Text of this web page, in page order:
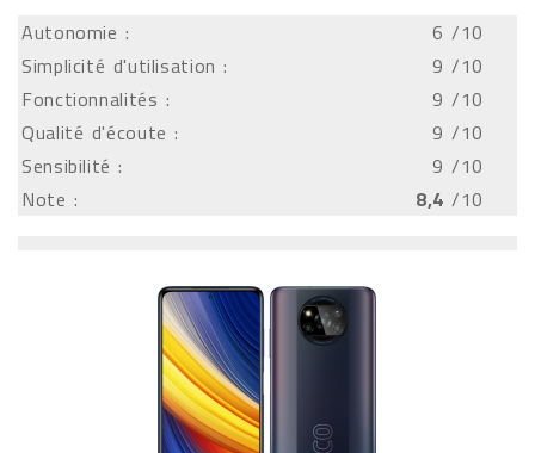
Autonomie :
6 /10
Simplicité d'utilisation :
9 /10
Fonctionnalités :
9 /10
Qualité d'écoute :
9 /10
Sensibilité :
9 /10
Note :
8,4 /10